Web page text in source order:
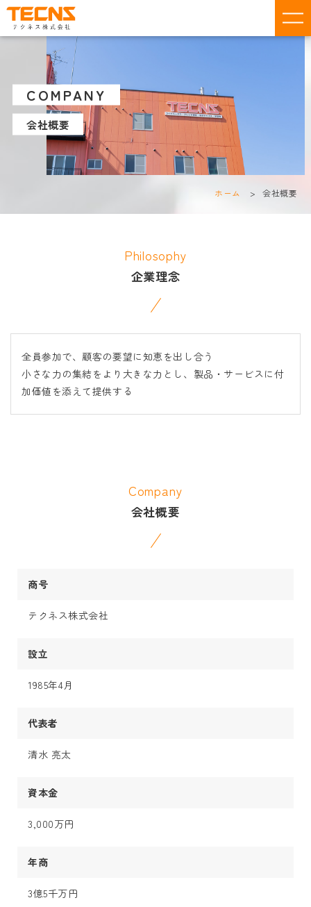
COMPANY
会社概要
ホーム 会社概要
Philosophy
企業理念
全員参加で、顧客の要望に知恵を出し合う
小さな力の集結をより大きな力とし、製品・サービスに付
加価値を添えて提供する
Company
会社概要
商号
テクネス株式会社
設立
1985年4月
代表者
清水 亮太
資本金
3,000万円
年商
3億5千万円